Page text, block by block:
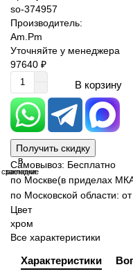
so-374957
Производитель:
Am.Pm
Уточняйте у менеджера
97640 ₽
В корзину
Получить скидку
В
закладки
В
сравнение
Самовывоз: Бесплатно
по Москве(в приделах
по Московской области:
Цвет
хром
Все характеристики
Характеристики